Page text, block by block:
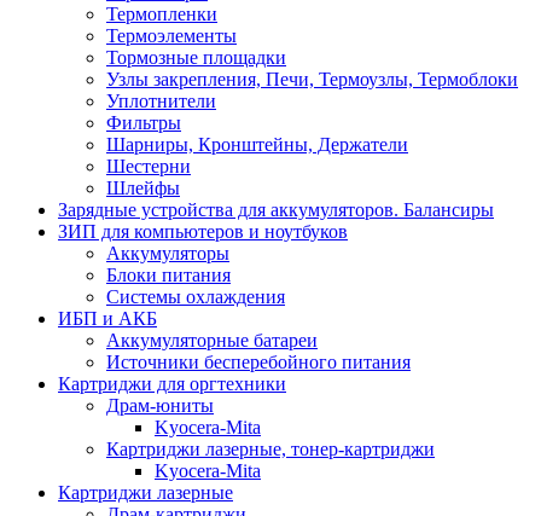
Термопленки
Термоэлементы
Тормозные площадки
Узлы закрепления, Печи, Термоузлы, Термоблоки
Уплотнители
Фильтры
Шарниры, Кронштейны, Держатели
Шестерни
Шлейфы
Зарядные устройства для аккумуляторов. Балансиры
ЗИП для компьютеров и ноутбуков
Аккумуляторы
Блоки питания
Системы охлаждения
ИБП и АКБ
Аккумуляторные батареи
Источники бесперебойного питания
Картриджи для оргтехники
Драм-юниты
Kyocera-Mita
Картриджи лазерные, тонер-картриджи
Kyocera-Mita
Картриджи лазерные